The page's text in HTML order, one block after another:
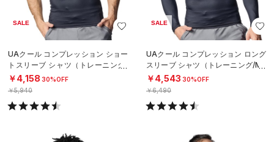
SALE
UAクール コンプレッション ショー
トスリーブ シャツ（トレーニング/
MEN）
￥4,158 30%OFF
￥5,940
SALE
UAクール コンプレッション ロング
スリーブ シャツ（トレーニング/ME
N）
￥4,543 30%OFF
￥6,490